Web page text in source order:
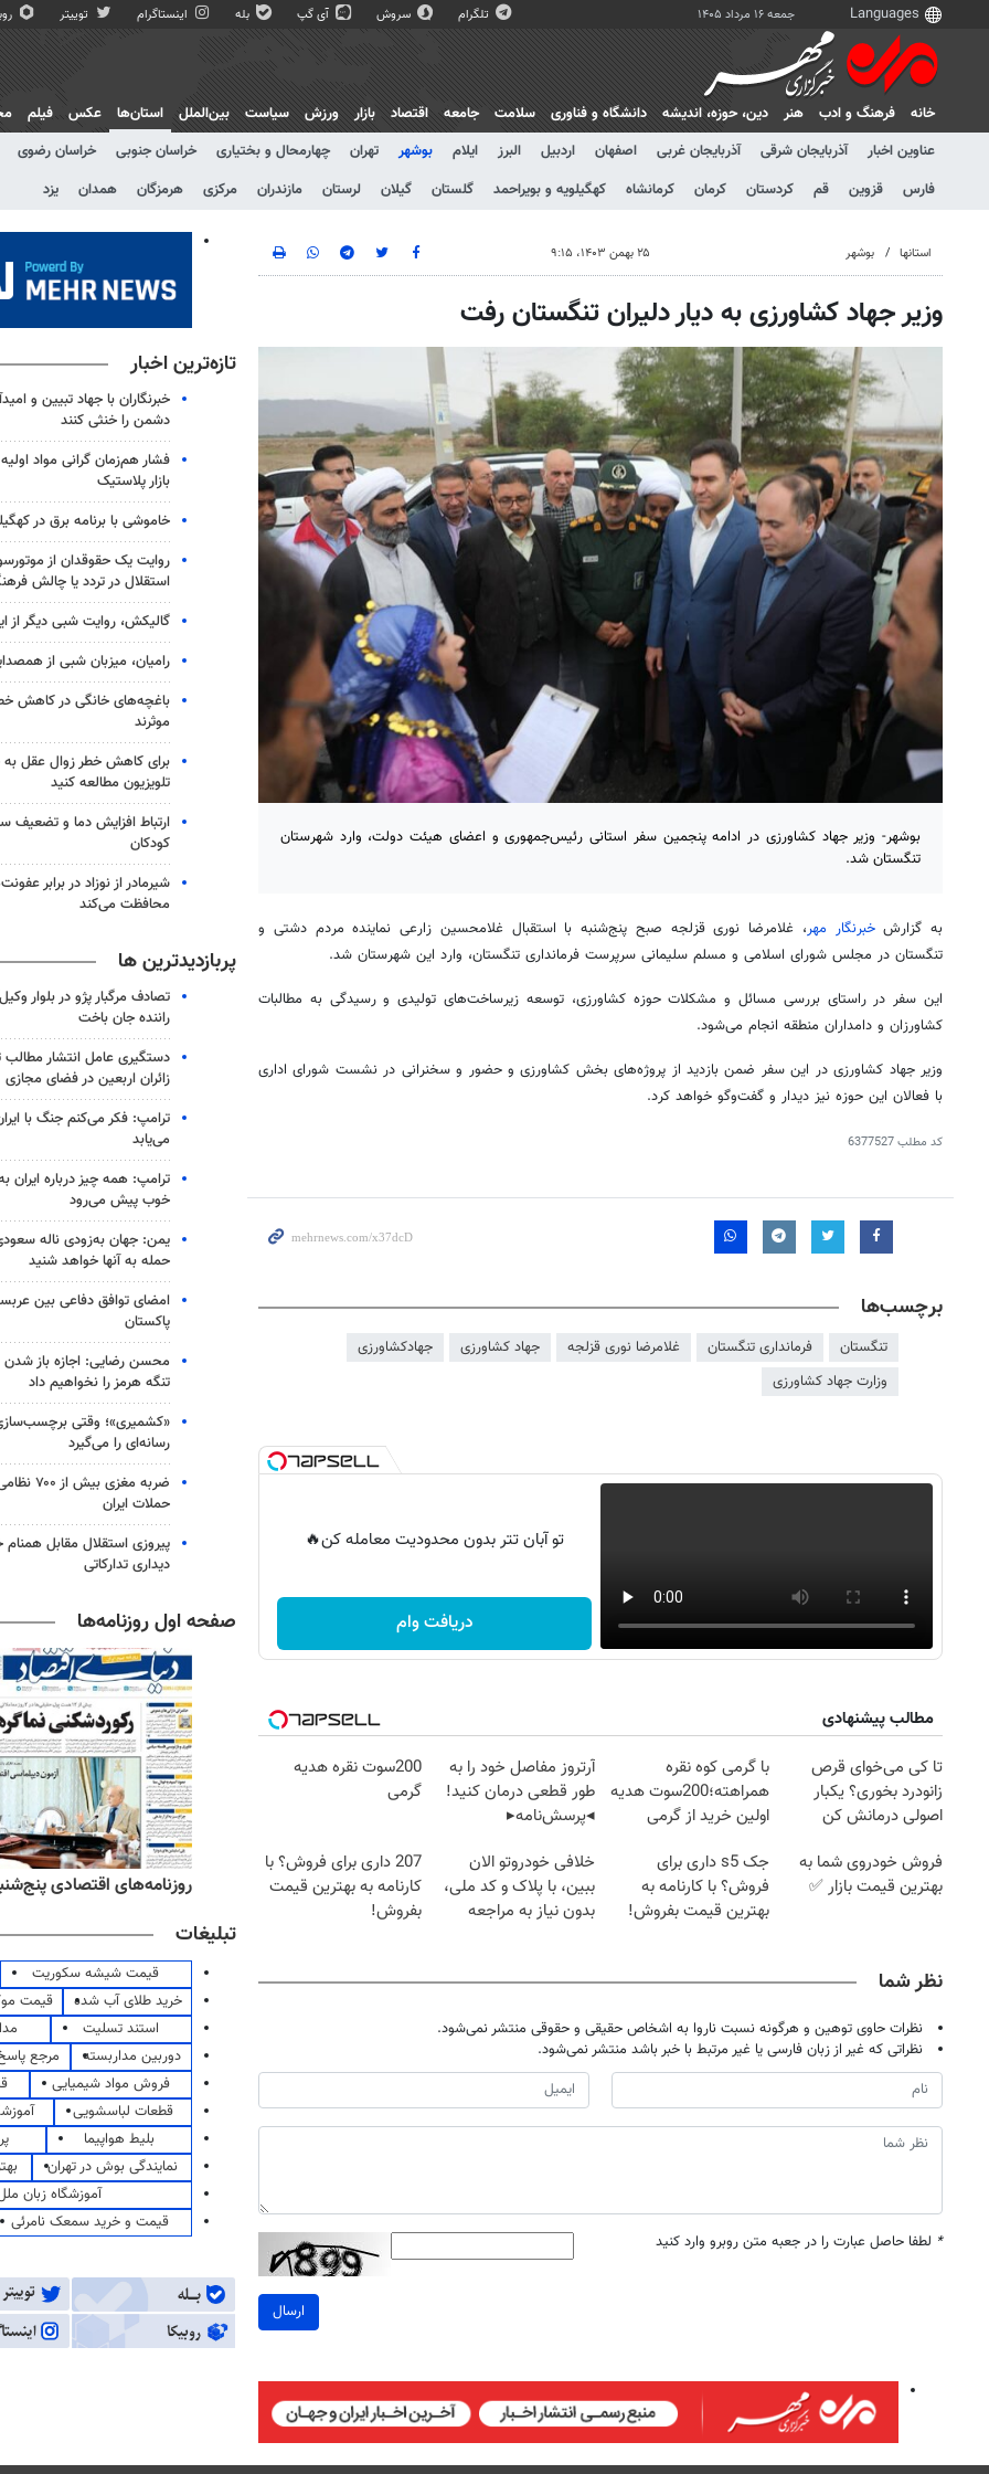
جمعه ۱۶ مرداد ۱۴۰۵ تلگرام سروش آی گپ بله اینستاگرام توییتر
خانه فرهنگ و ادب هنر دين، حوزه، انديشه دانشگاه و فناوری سلامت جامعه اقتصاد بازار ورزش سیاست بین‌الملل
استان‌ها
عناوین اخبار
آذربایجان شرقی آذربایجان غربی اصفهان اردبیل البرز ایلام بوشهر تهران چهارمحال و بختیاری خراسان جنوبی خراسان رضوی
فارس
قزوین قم کردستان کرمان کرمانشاه کهگیلویه و بویراحمد گلستان گیلان لرستان مازندران مرکزی هرمزگان همدان یزد
عکس فیلم
استانها بوشهر ۲۵ بهمن ۱۴۰۳، ۹:۱۵
وزیر جهاد کشاورزی به دیار دلیران تنگستان رفت
بوشهر- وزیر جهاد کشاورزی در ادامه پنجمین سفر استانی رئیس‌جمهوری و اعضای هیئت دولت، وارد شهرستان
تنگستان شد.
به گزارشخبرنگار مهر، غلامرضا نوری قزلجه صبح پنج‌شنبه با استقبال غلامحسین زارعی نماینده مردم دشتی و
تنگستان در مجلس شورای اسلامی و مسلم سلیمانی سرپرست فرمانداری تنگستان، وارد این شهرستان شد.
این سفر در راستای بررسی مسائل و مشکلات حوزه کشاورزی، توسعه زیرساخت‌های تولیدی و رسیدگی به مطالبات
کشاورزان و دامداران منطقه انجام می‌شود.
وزیر جهاد کشاورزی در این سفر ضمن بازدید از پروژه‌های بخش کشاورزی و حضور و سخنرانی در نشست شورای اداری
با فعالان این حوزه نیز دیدار و گفت‌وگو خواهد کرد.
کد مطلب6377527
برچسب‌ها
تنگستان فرمانداری تنگستان غلامرضا نوری قزلجه جهاد کشاورزی
جهادکشاورزی
وزارت جهاد کشاورزی
تو آبان تتر بدون محدودیت معامله کن🔥
دریافت وام
مطالب پیشنهادی
تا کی می‌خوای قرص
زانودرد بخوری؟ یکبار
اصولی درمانش کن
با گرمی کوه نقره
همراهته؛200سوت هدیه
اولین خرید از گرمی
آرتروز مفاصل خود را به
طور قطعی درمان کنید!
◂پرسش‌نامه▸
200سوت نقره هدیه
گرمی
فروش خودروی شما به
بهترین قیمت بازار ✅
جک s5 داری برای
فروش؟ با کارنامه به
بهترین قیمت بفروش!
خلافی خودروتو الان
ببین، با پلاک و کد ملی،
بدون نیاز به مراجعه
207 داری برای فروش؟ با
کارنامه به بهترین قیمت
بفروش!
نظر شما
نظرات حاوی توهین و هرگونه نسبت ناروا به اشخاص حقیقی و حقوقی منتشر نمی‌شود.
نظراتی که غیر از زبان فارسی یا غیر مرتبط با خبر باشد منتشر نمی‌شود.
* لطفا حاصل عبارت را در جعبه متن روبرو وارد کنید
ارسال
تازه‌ترین اخبار
خبرنگاران با جهاد تبیین و
دشمن را خنثی کنند
فشار هم‌زمان گرانی مواد
بازار پلاستیک
خاموشی با برنامه برق در
روایت یک حقوقدان از
استقلال در تردد یا چالش
گالیکش، روایت شبی دیگر از
رامیان، میزبان شبی از
باغچه‌های خانگی در کاهش
موثرند
برای کاهش خطر زوال عقل به
تلویزیون مطالعه کنید
ارتباط افزایش دما و تضعیف
کودکان
شیرمادر از نوزاد در برابر
محافظت می‌کند
پربازدیدترین ها
تصادف مرگبار پژو در بلوار
راننده جان باخت
دستگیری عامل انتشار مطالب
زائران اربعین در فضای مجازی
ترامپ: فکر می‌کنم جنگ با
می‌یابد
ترامپ: همه چیز درباره ایران
خوب پیش می‌رود
یمن: جهان به‌زودی ناله
حمله به آنها خواهد شنید
امضای توافق دفاعی بین
پاکستان
محسن رضایی: اجازه باز
تنگه هرمز را نخواهیم داد
«کشمیری»؛ وقتی
رسانه‌ای را می‌گیرد
ضربه مغزی
حملات ایران
پیروزی استقلال مقابل همنام
دیداری تدارکاتی
صفحه اول روزنامه‌ها
روزنامه‌های صبح پنج‌شنبه ۱۵ مرداد ۱۴۰۵ روزنامه‌های ورزشی پنج‌شنبه ۱۵ مرداد ۱۴۰۵ روزنامه‌های اقتصادی پنج‌شنبه ۱۵ مرداد
تبلیغات
قیمت شیشه سکوریت
خرید طلای آب شده
قیمت
استند تسلیت
دوربین مداربسته
مرجع
فروش مواد شیمیایی
قطعات لباسشویی
بلیط هواپیما
نمایندگی بوش در تهران
آموزشگاه زبان
قیمت و خرید سمعک نامرئی